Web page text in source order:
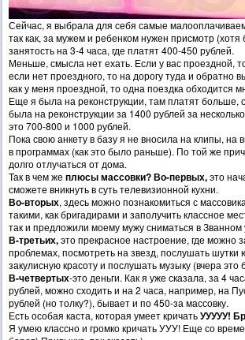
Сейчас, я выбрала для себя самые
так как, за мужем и ребенком нужен присмотр
занятость на 3-4 часа, где платят 400-450 рублей.
Меньше, смысла нет ехать. Если у вас проездной,
если нет проездного, то на дорогу туда и обратно
как у меня проездной, то одна поездка обходится
Еще я была на реконструкции, там платят больше,
была на реконструкции за 1400 рублей за
это 700-800 и 1000 рублей.
Пока свою анкету в базу я не вносила на клипы, на
в программах (как это было раньше). По той же
долго отлучаться от дома.
Так в чем же плюсы массовки?Во-первых,это
сможете вникнуть в суть телевизионной кухни.
Во-вторых, здесь можно познакомиться с
такими, как бригадирами и заполучить классное
так и предложили моему мужу сниматься в Званном
В-третьих,это прекрасное настроение, где можно
проблемах, посмотреть на звезд, послушать шутки
закулисную красоту и послушать музыку (вчера это
В-четвертых-это деньги. Как я уже сказала, за 4
рублей, можно сходить и на 2 часа, например, на
рублей (но толку?), бывает и по 450-за массовку.
Есть особая каста, которая умеет кричатьУУУУУ!
Я умею классно и громко кричать УУУ! Еще со